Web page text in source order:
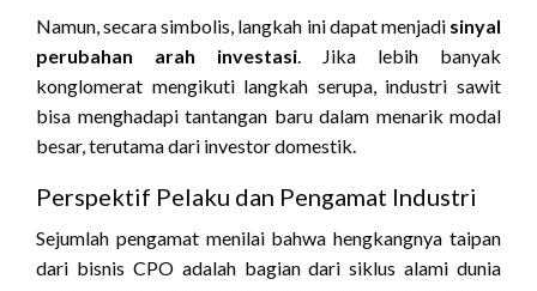
Namun, secara simbolis, langkah ini dapat menjadi sinyal
perubahan arah investasi. Jika lebih banyak
konglomerat mengikuti langkah serupa, industri sawit
bisa menghadapi tantangan baru dalam menarik modal
besar, terutama dari investor domestik.
Perspektif Pelaku dan Pengamat Industri
Sejumlah pengamat menilai bahwa hengkangnya taipan
dari bisnis CPO adalah bagian dari siklus alami dunia